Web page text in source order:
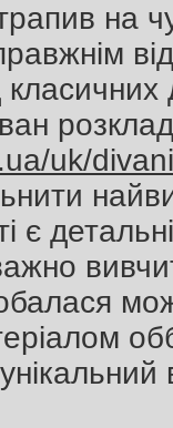
на
uk/
є